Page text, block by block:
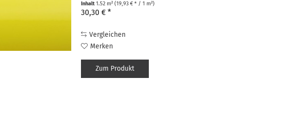
Inhalt1.52 m²(19,93 € * / 1 m²)
30,30 € *
Vergleichen
Merken
Zum Produkt